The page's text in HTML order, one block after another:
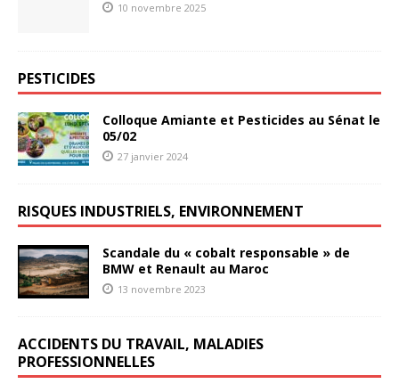
10 novembre 2025
PESTICIDES
Colloque Amiante et Pesticides au Sénat le
05/02
27 janvier 2024
RISQUES INDUSTRIELS, ENVIRONNEMENT
Scandale du « cobalt responsable » de
BMW et Renault au Maroc
13 novembre 2023
ACCIDENTS DU TRAVAIL, MALADIES
PROFESSIONNELLES